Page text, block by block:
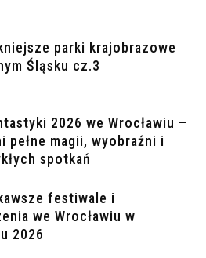
parki krajobrazowe
Śląsku cz.3
2026 we Wrocławiu –
pełne magii, wyobraźni i
spotkań
festiwale i
we Wrocławiu w
2026